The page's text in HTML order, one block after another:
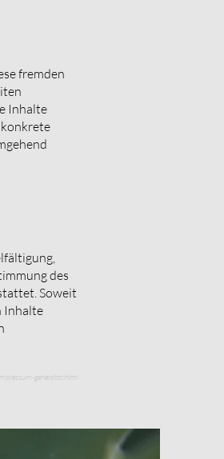
fremden
Inhalte
des
Soweit
Inhalte
generator.html